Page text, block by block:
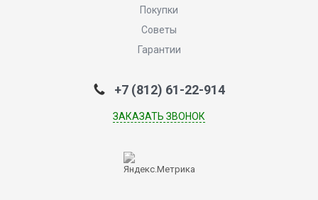
Покупки
Советы
Гарантии
+7 (812) 61-22-914
ЗАКАЗАТЬ ЗВОНОК